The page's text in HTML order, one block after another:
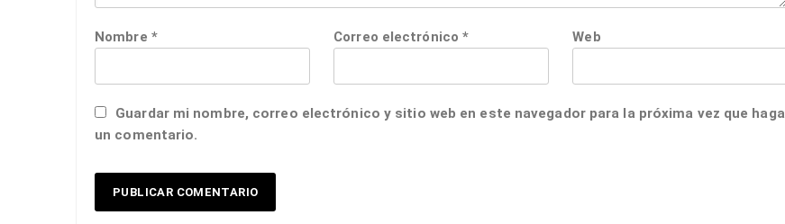
Nombre * Correo electrónico* Web
Guardar mi nombre, correo electrónico y sitio web en este navegador para la próxima vez que haga
un comentario.